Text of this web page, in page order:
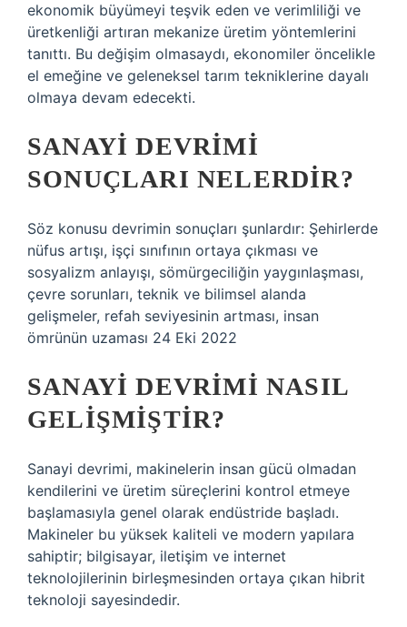
ekonomik büyümeyi teşvik eden ve verimliliği ve
üretkenliği artıran mekanize üretim yöntemlerini
tanıttı. Bu değişim olmasaydı, ekonomiler öncelikle
el emeğine ve geleneksel tarım tekniklerine dayalı
olmaya devam edecekti.
SANAYI DEVRIMI
SONUÇLARI NELERDIR?
Söz konusu devrimin sonuçları şunlardır: Şehirlerde
nüfus artışı, işçi sınıfının ortaya çıkması ve
sosyalizm anlayışı, sömürgeciliğin yaygınlaşması,
çevre sorunları, teknik ve bilimsel alanda
gelişmeler, refah seviyesinin artması, insan
ömrünün uzaması 24 Eki 2022
SANAYI DEVRIMI NASIL
GELIŞMIŞTIR?
Sanayi devrimi, makinelerin insan gücü olmadan
kendilerini ve üretim süreçlerini kontrol etmeye
başlamasıyla genel olarak endüstride başladı.
Makineler bu yüksek kaliteli ve modern yapılara
sahiptir; bilgisayar, iletişim ve internet
teknolojilerinin birleşmesinden ortaya çıkan hibrit
teknoloji sayesindedir.